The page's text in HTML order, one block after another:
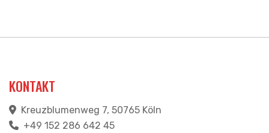
KONTAKT
Kreuzblumenweg 7, 50765 Köln
+49 152 286 642 45